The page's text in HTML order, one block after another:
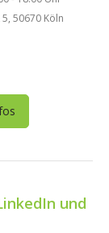
50670 Köln
und